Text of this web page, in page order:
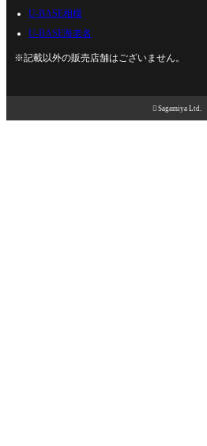
U-BASE相模
U-BASE海老名
※記載以外の販売店舗はございません。
 Sagamiya Ltd.